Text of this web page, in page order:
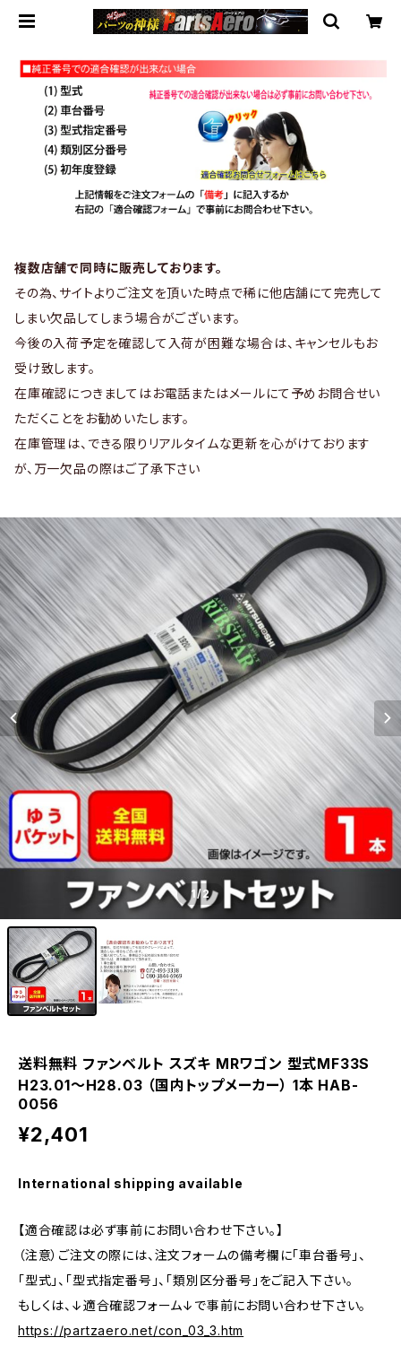
複数店舗で同時に販売しております。
その為、サイトよりご注文を頂いた時点で稀に他店舗にて完売して
しまい欠品してしまう場合がございます。
今後の入荷予定を確認して入荷が困難な場合は、キャンセルもお
受け致します。
在庫確認につきましてはお電話またはメールにて予めお問合せい
ただくことをお勧めいたします。
在庫管理は、できる限りリアルタイムな更新を心がけております
が、万一欠品の際はご了承下さい
1/2
送料無料 ファンベルト スズキ MRワゴン 型式MF33S
H23.01～H28.03 （国内トップメーカー） 1本 HAB-
0056
¥2,401
International shipping available
【適合確認は必ず事前にお問い合わせ下さい。】
（注意）ご注文の際には、注文フォームの備考欄に「車台番号」、
「型式」、「型式指定番号」、「類別区分番号」をご記入下さい。
もしくは、↓適合確認フォーム↓で事前にお問い合わせ下さい。
https://partzaero.net/con_03_3.htm